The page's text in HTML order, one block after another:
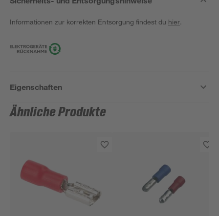
Informationen zur korrekten Entsorgung findest du hier.
Eigenschaften
Ähnliche Produkte